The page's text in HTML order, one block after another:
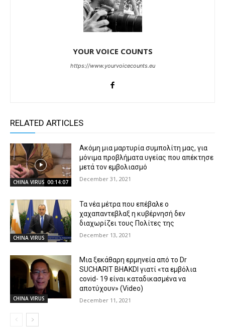
YOUR VOICE COUNTS
https://www.yourvoicecounts.eu
RELATED ARTICLES
CHINA VIRUS 00:14:07
Ακόμη μια μαρτυρία συμπολίτη μας, για
μόνιμα προβλήματα υγείας που απέκτησε
μετά τον εμβολιασμό
December 31, 2021
CHINA VIRUS
Τα νέα μέτρα που επέβαλε ο
χαχαπαντεβλαξ η κυβέρνησή δεν
διαχωρίζει τους Πολίτες της
December 13, 2021
CHINA VIRUS
Μια ξεκάθαρη ερμηνεία από το Dr
SUCHARIT BHAKDI γιατί «τα εμβόλια
covid- 19 είναι καταδικασμένα να
αποτύχουν» (Video)
December 11, 2021